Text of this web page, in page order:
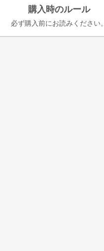
購入時のルール
必ず購入前にお読みください。